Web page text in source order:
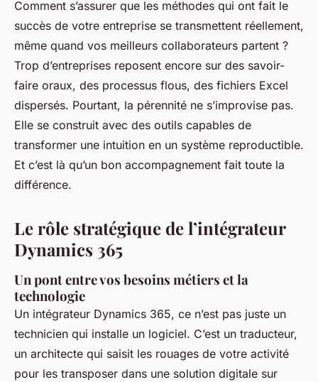
Comment s’assurer que les méthodes qui ont fait le
succès de votre entreprise se transmettent réellement,
même quand vos meilleurs collaborateurs partent ?
Trop d’entreprises reposent encore sur des savoir-
faire oraux, des processus flous, des fichiers Excel
dispersés. Pourtant, la pérennité ne s’improvise pas.
Elle se construit avec des outils capables de
transformer une intuition en un système reproductible.
Et c’est là qu’un bon accompagnement fait toute la
différence.
Le rôle stratégique de l’intégrateur
Dynamics 365
Un pont entre vos besoins métiers et la
technologie
Un intégrateur Dynamics 365, ce n’est pas juste un
technicien qui installe un logiciel. C’est un traducteur,
un architecte qui saisit les rouages de votre activité
pour les transposer dans une solution digitale sur